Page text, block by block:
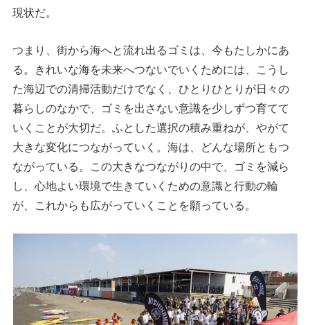
現状だ。
つまり、街から海へと流れ出るゴミは、今もたしかにあ
る。きれいな海を未来へつないでいくためには、こうし
た海辺での清掃活動だけでなく、ひとりひとりが日々の
暮らしのなかで、ゴミを出さない意識を少しずつ育てて
いくことが大切だ。ふとした選択の積み重ねが、やがて
大きな変化につながっていく。海は、どんな場所ともつ
ながっている。この大きなつながりの中で、ゴミを減ら
し、心地よい環境で生きていくための意識と行動の輪
が、これからも広がっていくことを願っている。